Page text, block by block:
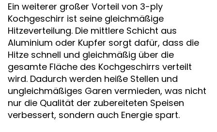
Ein weiterer großer Vorteil von 3-ply
Kochgeschirr ist seine gleichmäßige
Hitzeverteilung. Die mittlere Schicht aus
Aluminium oder Kupfer sorgt dafür, dass die
Hitze schnell und gleichmäßig über die
gesamte Fläche des Kochgeschirrs verteilt
wird. Dadurch werden heiße Stellen und
ungleichmäßiges Garen vermieden, was nicht
nur die Qualität der zubereiteten Speisen
verbessert, sondern auch Energie spart.